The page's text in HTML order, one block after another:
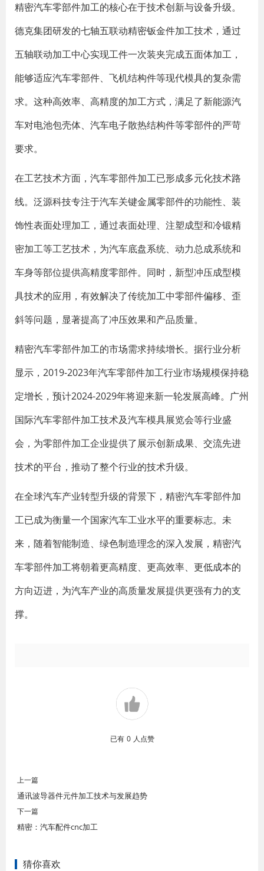
精密汽车零部件加工的核心在于技术创新与设备升级。
德克集团研发的七轴五联动精密钣金件加工技术，通过
五轴联动加工中心实现工件一次装夹完成五面体加工，
能够适应汽车零部件、飞机结构件等现代模具的复杂需
求。这种高效率、高精度的加工方式，满足了新能源汽
车对电池包壳体、汽车电子散热结构件等零部件的严苛
要求。
在工艺技术方面，汽车零部件加工已形成多元化技术路
线。泛源科技专注于汽车关键金属零部件的功能性、装
饰性表面处理加工，通过表面处理、注塑成型和冷锻精
密加工等工艺技术，为汽车底盘系统、动力总成系统和
车身等部位提供高精度零部件。同时，新型冲压成型模
具技术的应用，有效解决了传统加工中零部件偏移、歪
斜等问题，显著提高了冲压效果和产品质量。
精密汽车零部件加工的市场需求持续增长。据行业分析
显示，2019-2023年汽车零部件加工行业市场规模保持稳
定增长，预计2024-2029年将迎来新一轮发展高峰。广州
国际汽车零部件加工技术及汽车模具展览会等行业盛
会，为零部件加工企业提供了展示创新成果、交流先进
技术的平台，推动了整个行业的技术升级。
在全球汽车产业转型升级的背景下，精密汽车零部件加
工已成为衡量一个国家汽车工业水平的重要标志。未
来，随着智能制造、绿色制造理念的深入发展，精密汽
车零部件加工将朝着更高精度、更高效率、更低成本的
方向迈进，为汽车产业的高质量发展提供更强有力的支
撑。
已有 0 人点赞
上一篇
通讯波导器件元件加工技术与发展趋势
下一篇
精密：汽车配件cnc加工
猜你喜欢